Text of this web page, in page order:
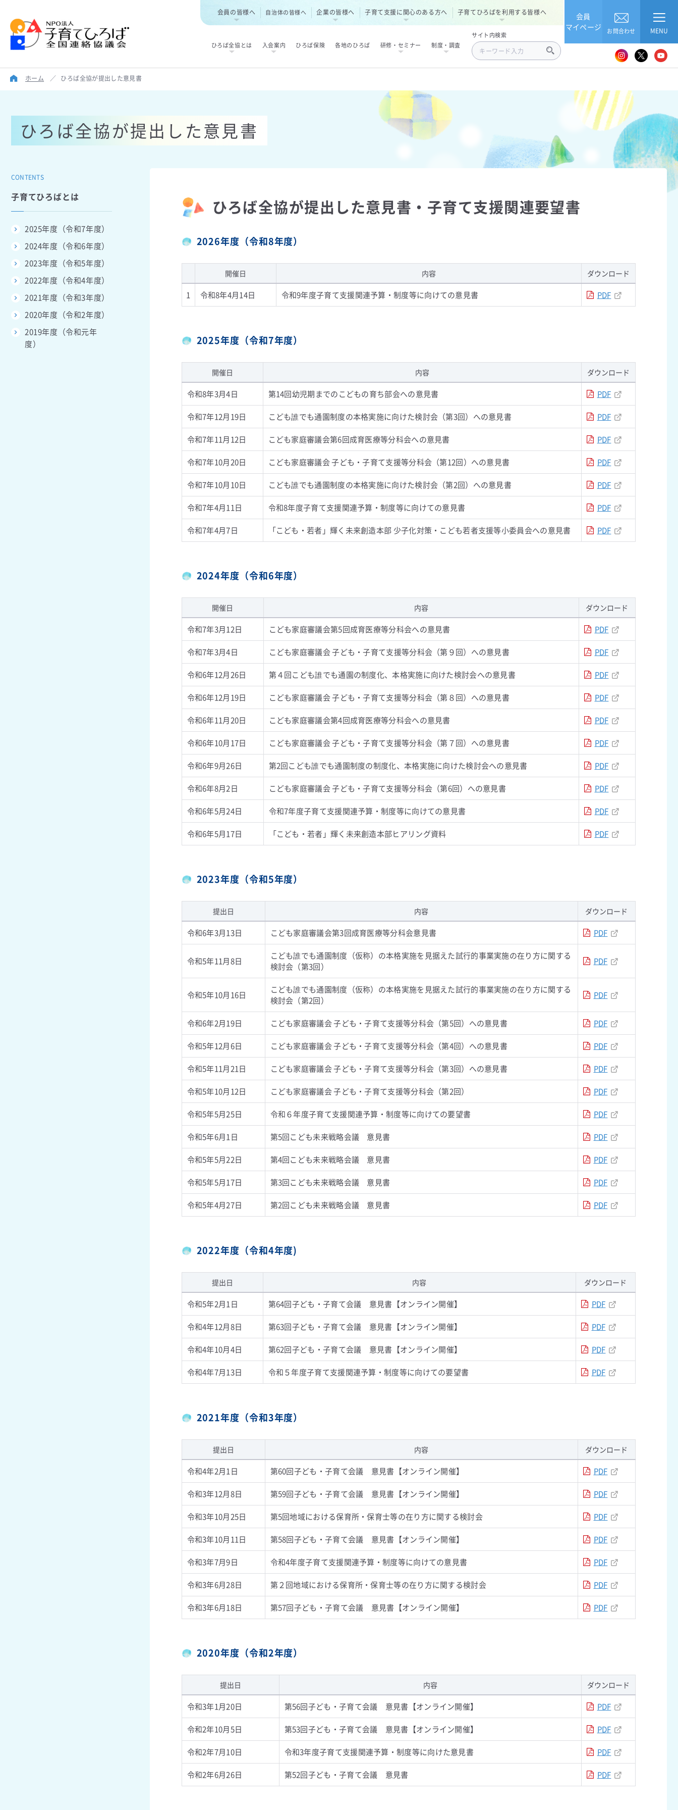
会員の皆様へ 自治体の皆様へ 企業の皆様へ 子育て支援に関心のある方へ 子育てひろばを利用する皆様へ
ひろば全協とは 入会案内 ひろば保険 各地のひろば 研修・セミナー 制度・調査
サイト内検索
会員
マイページ
お問合わせ MENU
ホーム ／ ひろば全協が提出した意見書
ひろば全協が提出した意見書
ひろば全協が提出した意見書・子育て支援関連要望書
2026年度（令和8年度）
開催日 内容 ダウンロード
1 令和8年4月14日 令和9年度子育て支援関連予算・制度等に向けての意見書 PDF
2025年度（令和7年度）
開催日 内容 ダウンロード
令和8年3月4日 第14回幼児期までのこどもの育ち部会への意見書 PDF
令和7年12月19日 こども誰でも通園制度の本格実施に向けた検討会（第3回）への意見書 PDF
令和7年11月12日 こども家庭審議会第6回成育医療等分科会への意見書 PDF
令和7年10月20日 こども家庭審議会 子ども・子育て支援等分科会（第12回）への意見書 PDF
令和7年10月10日 こども誰でも通園制度の本格実施に向けた検討会（第2回）への意見書 PDF
令和7年4月11日 令和8年度子育て支援関連予算・制度等に向けての意見書 PDF
令和7年4月7日 「こども・若者」輝く未来創造本部 少子化対策・こども若者支援等小委員会への意見書 PDF
2024年度（令和6年度）
開催日 内容 ダウンロード
令和7年3月12日 こども家庭審議会第5回成育医療等分科会への意見書 PDF
令和7年3月4日 こども家庭審議会 子ども・子育て支援等分科会（第９回）への意見書 PDF
令和6年12月26日 第４回こども誰でも通園の制度化、本格実施に向けた検討会への意見書 PDF
令和6年12月19日 こども家庭審議会 子ども・子育て支援等分科会（第８回）への意見書 PDF
令和6年11月20日 こども家庭審議会第4回成育医療等分科会への意見書 PDF
令和6年10月17日 こども家庭審議会 子ども・子育て支援等分科会（第７回）への意見書 PDF
令和6年9月26日 第2回こども誰でも通園制度の制度化、本格実施に向けた検討会への意見書 PDF
令和6年8月2日 こども家庭審議会 子ども・子育て支援等分科会（第6回）への意見書 PDF
令和6年5月24日 令和7年度子育て支援関連予算・制度等に向けての意見書 PDF
令和6年5月17日 「こども・若者」輝く未来創造本部ヒアリング資料 PDF
2023年度（令和5年度）
提出日 内容 ダウンロード
令和6年3月13日 こども家庭審議会第3回成育医療等分科会意見書 PDF
令和5年11月8日
こども誰でも通園制度（仮称）の本格実施を見据えた試行的事業実施の在り方に関する
検討会（第3回）
PDF
令和5年10月16日
こども誰でも通園制度（仮称）の本格実施を見据えた試行的事業実施の在り方に関する
検討会（第2回）
PDF
令和6年2月19日 こども家庭審議会 子ども・子育て支援等分科会（第5回）への意見書 PDF
令和5年12月6日 こども家庭審議会 子ども・子育て支援等分科会（第4回）への意見書 PDF
令和5年11月21日 こども家庭審議会 子ども・子育て支援等分科会（第3回）への意見書 PDF
令和5年10月12日 こども家庭審議会 子ども・子育て支援等分科会（第2回） PDF
令和5年5月25日 令和６年度子育て支援関連予算・制度等に向けての要望書 PDF
令和5年6月1日 第5回こども未来戦略会議 意見書 PDF
令和5年5月22日 第4回こども未来戦略会議 意見書 PDF
令和5年5月17日 第3回こども未来戦略会議 意見書 PDF
令和5年4月27日 第2回こども未来戦略会議 意見書 PDF
2022年度（令和4年度)
提出日 内容 ダウンロード
令和5年2月1日 第64回子ども・子育て会議 意見書【オンライン開催】 PDF
令和4年12月8日 第63回子ども・子育て会議 意見書【オンライン開催】 PDF
令和4年10月4日 第62回子ども・子育て会議 意見書【オンライン開催】 PDF
令和4年7月13日 令和５年度子育て支援関連予算・制度等に向けての要望書 PDF
2021年度（令和3年度）
提出日 内容 ダウンロード
令和4年2月1日 第60回子ども・子育て会議 意見書【オンライン開催】 PDF
令和3年12月8日 第59回子ども・子育て会議 意見書【オンライン開催】 PDF
令和3年10月25日 第5回地域における保育所・保育士等の在り方に関する検討会 PDF
令和3年10月11日 第58回子ども・子育て会議 意見書【オンライン開催】 PDF
令和3年7月9日 令和4年度子育て支援関連予算・制度等に向けての意見書 PDF
令和3年6月28日 第２回地域における保育所・保育士等の在り方に関する検討会 PDF
令和3年6月18日 第57回子ども・子育て会議 意見書【オンライン開催】 PDF
2020年度（令和2年度）
提出日 内容 ダウンロード
令和3年1月20日 第56回子ども・子育て会議 意見書【オンライン開催】 PDF
令和2年10月5日 第53回子ども・子育て会議 意見書【オンライン開催】 PDF
令和2年7月10日 令和3年度子育て支援関連予算・制度等に向けた意見書 PDF
令和2年6月26日 第52回子ども・子育て会議 意見書 PDF
CONTENTS
子育てひろばとは
2025年度（令和7年度）
2024年度（令和6年度）
2023年度（令和5年度）
2022年度（令和4年度）
2021年度（令和3年度）
2020年度（令和2年度）
2019年度（令和元年
度）